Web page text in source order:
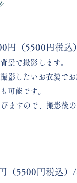
円（5500円税込
景で撮影します。
影したいお衣装で
可能です。
ますので、撮影後
（5500円税込）